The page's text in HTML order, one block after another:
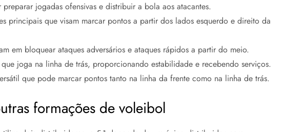
preparar jogadas ofensivas e distribuir a bola aos atacantes.
principais que visam marcar pontos a partir dos lados esquerdo e direito da
em bloquear ataques adversários e ataques rápidos a partir do meio.
joga na linha de trás, proporcionando estabilidade e recebendo serviços.
que pode marcar pontos tanto na linha da frente como na linha de trás.
formações de voleibol